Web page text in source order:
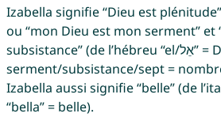
Izabella signifie “Dieu est
ou “mon Dieu est mon serment” et
subsistance” (de l’hébreu “el/אֵל” = Dieu + “shéva’/שֶׁבַע” =
serment/subsistance/sept =
Izabella aussi signifie “belle” (de
“bella” = belle).